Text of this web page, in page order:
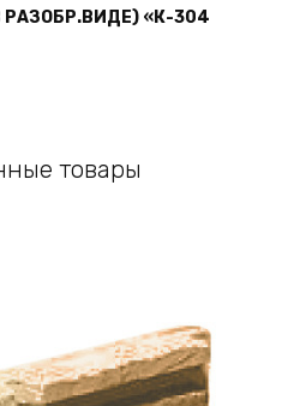
РАЗОБР.ВИДЕ) «К-304
товары